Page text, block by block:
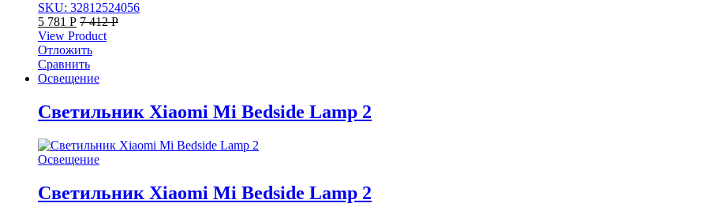
SKU: 32812524056
5 781 Р 7 412Р
View Product
Отложить
Сравнить
Освещение
Светильник Xiaomi Mi Bedside Lamp 2
Освещение
Светильник Xiaomi Mi Bedside Lamp 2